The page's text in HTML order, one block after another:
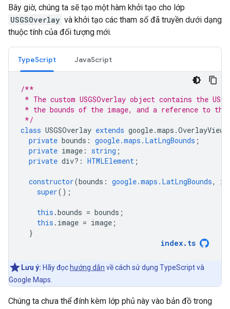
Bây giờ, chúng ta sẽ tạo một hàm khởi tạo cho lớp
USGSOverlay và khởi tạo các tham số đã truyền dưới dạng
thuộc tính của đối tượng mới.
TypeScript JavaScript
/**
* The custom USGSOverlay object contains the
* the bounds of the image, and a reference to the
*/
class USGSOverlay extends google.maps .OverlayView
private bounds : google.maps.LatLngBounds ;
private image : string ;
private div? : HTMLElement ;
constructor(bounds : google.maps.LatLngBounds,
super();
this .bounds = bounds ;
this . image = image ;
}
index. ts
Lưu ý: Hãy đọc hướng dẫn về cách sử dụng TypeScript và
Google Maps.
Chúng ta chưa thể đính kèm lớp phủ này vào bản đồ trong